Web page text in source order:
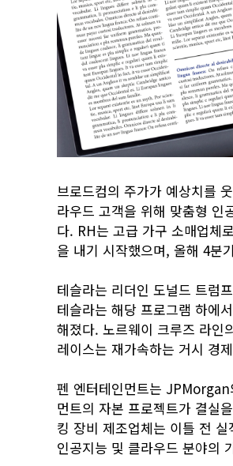
브로드컴의 주가가 예상치를
라우드 고객을 위해 맞춤형 인
다. RH는 고급 가구 소매업체
을 내기 시작했으며, 올해 4분
테슬라는 리더인 도널드 트럼
테슬라는 해당 프로그램 하에
해졌다. 노르웨이 크루즈 라인
레이스는 재가속하는 거시 경
펜 엔터테인먼트는
먼트의 자본 프로젝트가 결실
킹 장비 제조업체는 이틀 전
인공지능 및 클라우드 분야의